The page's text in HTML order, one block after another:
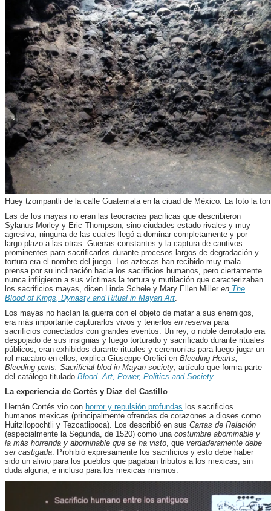
Huey tzompantli de la calle Guatemala en la ciuad de México. La foto la
Las de los mayas no eran las teocracias pacificas que describieron
Sylanus Morley y Eric Thompson, sino ciudades estado rivales y muy
agresiva, ninguna de las cuales llegó a dominar completamente y por
largo plazo a las otras. Guerras constantes y la captura de cautivos
prominentes para sacrificarlos durante procesos largos de degradación y
tortura era el nombre del juego. Los aztecas han recibido muy mala
prensa por su inclinación hacia los sacrificios humanos, pero ciertamente
nunca infligieron a sus víctimas la tortura y mutilación que caracterizaban
los sacrificios mayas, dicen Linda Schele y Mary Ellen Miller en The
Blood of Kings, Dynasty and Ritual in Mayan Art
Los mayas no hacían la guerra con el objeto de matar a sus enemigos,
era más importante capturarlos vivos y tenerlos en reserva para
sacrificios conectados con grandes eventos. Un rey, o noble derrotado era
despojado de sus insignias y luego torturado y sacrificado durante rituales
públicos, eran exhibidos durante rituales y ceremonias para luego jugar un
rol macabro en ellos, explica Giuseppe Orefici en Bleeding Hearts,
Bleeding parts: Sacrificial blod in Mayan society , artículo que forma parte
del catálogo titulado Blood. Art, Power, Politics and Society
La experiencia de Cortés y Díaz del Castillo
Hernán Cortés vio con horror y repulsión profundas los sacrificios
humanos mexicas (principalmente ofrendas de corazones a dioses como
Huitzilopochtli y Tezcatlipoca). Los describió en sus Cartas de Relación
(especialmente la Segunda, de 1520) como una costumbre abominable y
la más horrenda y abominable que se ha visto , que verdaderamente debe
ser castigada . Prohibió expresamente los sacrificios y esto debe haber
sido un alivio para los pueblos que pagaban tributos a los mexicas, sin
duda alguna, e incluso para los mexicas mismos.